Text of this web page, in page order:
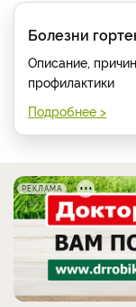
Болезни
Описание,
профилактики
Подробнее >
РЕКЛАМА